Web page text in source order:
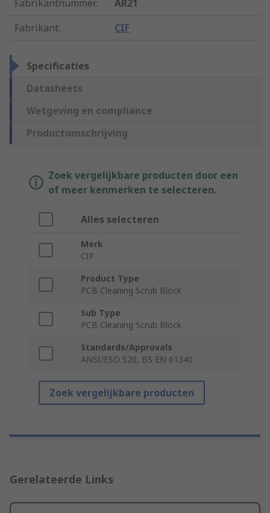
Fabrikantnummer:
AR21
Fabrikant: CIF
Specificaties
Datasheets
Wetgeving en compliance
Productomschrijving
Zoek vergelijkbare producten door een
of meer kenmerken te selecteren.
Alles selecteren
Merk
CIF
Product Type
PCB Cleaning Scrub Block
Sub Type
PCB Cleaning Scrub Block
Standards/Approvals
ANSI/ESD S20, BS EN 61340
Zoek vergelijkbare producten
Gerelateerde Links